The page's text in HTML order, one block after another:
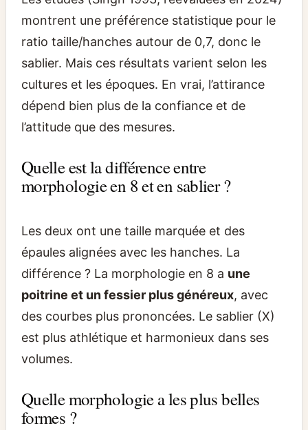
montrent une préférence statistique pour le
ratio taille/hanches autour de 0,7, donc le
sablier. Mais ces résultats varient selon les
cultures et les époques. En vrai, l’attirance
dépend bien plus de la confiance et de
l’attitude que des mesures.
Quelle est la différence entre
morphologie en 8 et en sablier ?
Les deux ont une taille marquée et des
épaules alignées avec les hanches. La
différence ? La morphologie en 8 a une
poitrine et un fessier plus généreux, avec
des courbes plus prononcées. Le sablier (X)
est plus athlétique et harmonieux dans ses
volumes.
Quelle morphologie a les plus belles
formes ?